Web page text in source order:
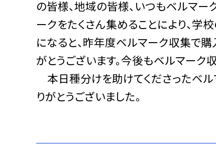
の皆様、地域の皆様、いつもベルマー
ークをたくさん集めることにより、学
になると、昨年度ベルマーク収集で
がとうございます。今後もベルマーク
本日種分けを助けてくださったベル
りがとうございました。